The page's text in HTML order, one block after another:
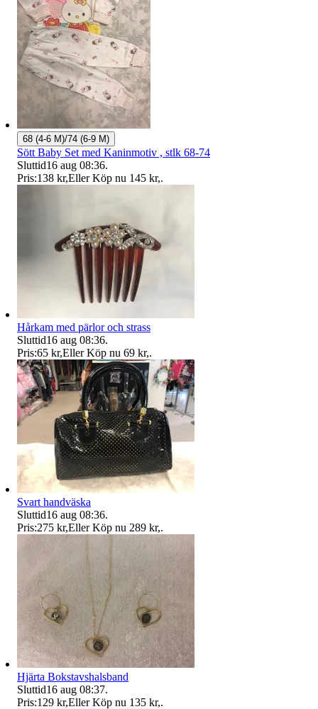
68 (4-6 M)/74 (6-9 M)
Sött Baby Set med Kaninmotiv , stlk 68-74
Sluttid16 aug 08:36.
Pris:138 kr,Eller Köp nu 145 kr,.
Hårkam med pärlor och strass
Sluttid16 aug 08:36.
Pris:65 kr,Eller Köp nu 69 kr,.
Svart handväska
Sluttid16 aug 08:36.
Pris:275 kr,Eller Köp nu 289 kr,.
Hjärta Bokstavshalsband
Sluttid16 aug 08:37.
Pris:129 kr,Eller Köp nu 135 kr,.